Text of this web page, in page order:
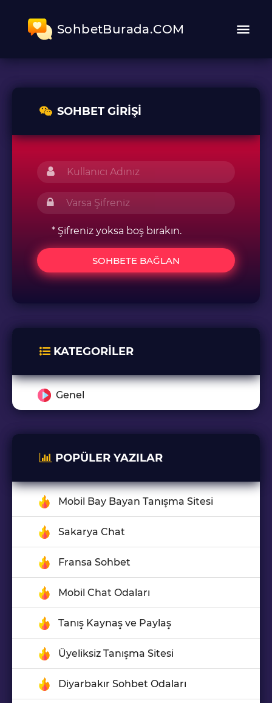
SohbetBurada.COM
SOHBET GIRIŞI
* Şifreniz yoksa boş bırakın.
SOHBETE BAĞLAN
KATEGORILER
Genel
POPÜLER YAZILAR
Mobil Bay Bayan Tanışma Sitesi
Sakarya Chat
Fransa Sohbet
Mobil Chat Odaları
Tanış Kaynaş ve Paylaş
Üyeliksiz Tanışma Sitesi
Diyarbakır Sohbet Odaları